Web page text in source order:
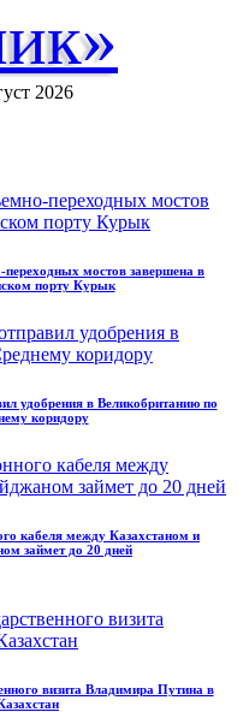
2026
мостов завершена в
порту Курык
удобрения в Великобританию по
коридору
кабеля между Казахстаном и
займет до 20 дней
визита Владимира Путина в